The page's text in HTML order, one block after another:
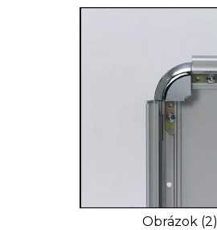
Obrázok (2)